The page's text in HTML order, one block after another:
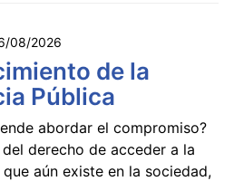
08/2026
de la
Pública
abordar el compromiso?
derecho de acceder a la
aún existe en la sociedad,